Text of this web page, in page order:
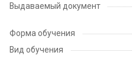
Выдаваемый документ
Форма обучения
Вид обучения